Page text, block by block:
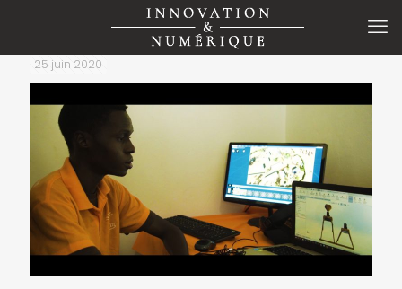
25 juin 2020